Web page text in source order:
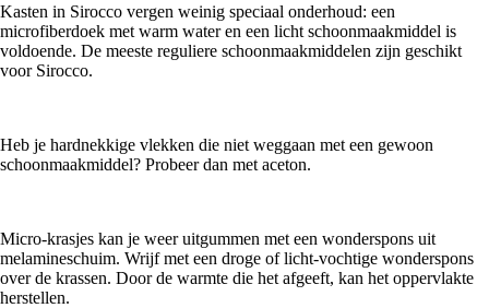
Kasten in Sirocco vergen weinig speciaal onderhoud: een
microfiberdoek met warm water en een licht schoonmaakmiddel is
voldoende. De meeste reguliere schoonmaakmiddelen zijn geschikt
voor Sirocco.
Heb je hardnekkige vlekken die niet weggaan met een gewoon
schoonmaakmiddel? Probeer dan met aceton.
Micro-krasjes kan je weer uitgummen met een wonderspons uit
melamineschuim. Wrijf met een droge of licht-vochtige wonderspons
over de krassen. Door de warmte die het afgeeft, kan het oppervlakte
herstellen.